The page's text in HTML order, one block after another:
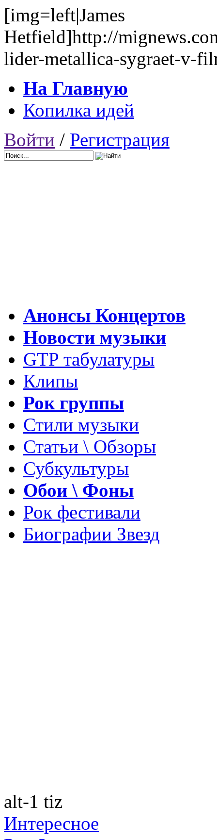
[img=left|James
Hetfield]http://
lider-metallica-sygraet-v-
На Главную
Копилка идей
Войти / Регистрация
Анонсы Концертов
Новости музыки
GTP табулатуры
Клипы
Рок группы
Стили музыки
Статьи \ Обзоры
Субкультуры
Обои \ Фоны
Рок фестивали
Биографии Звезд
alt-1 tiz
Интересное